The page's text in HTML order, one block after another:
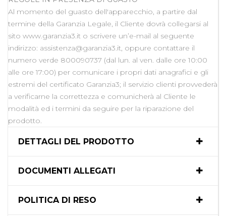
Al momento del guasto dell'apparecchio, a partire dal
termine della Garanzia Legale, il Cliente dovrà collegarsi al
sito www.garanzia3.it o scrivere un’e-mail al seguente
indirizzo: assistenza@garanzia3.it, oppure contattare il
numero verde 800090737 (dal lun. al ven. dalle ore 10:00
alle ore 17:00) per comunicare i propri dati anagrafici e gli
estremi del certificato Garanzia3; il servizio clienti provvederà
a verificarne la correttezza e comunicherà al Cliente le
modalità ed i termini da seguire per la riparazione del
prodotto.
DETTAGLI DEL PRODOTTO
DOCUMENTI ALLEGATI
POLITICA DI RESO